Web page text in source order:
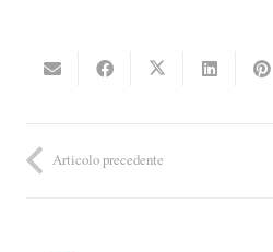
Articolo precedente